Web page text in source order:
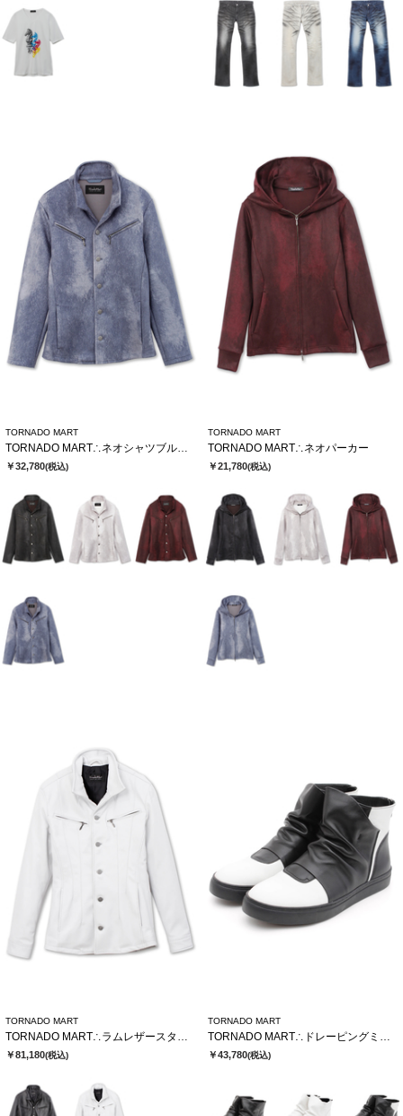
TORNADO MART
TORNADO MART∴ネオシャツブルゾン
￥32,780(税込)
TORNADO MART
TORNADO MART∴ネオパーカー
￥21,780(税込)
TORNADO MART
￥81,180(税込)
TORNADO MART
￥43,780(税込)